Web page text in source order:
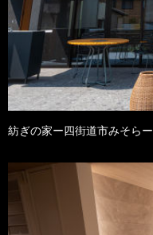
紡ぎの家ー四街道市みそらー